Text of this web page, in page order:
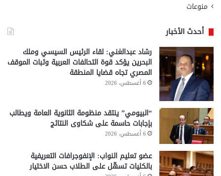
منوعات
أحدث الأخبار
رشاد عبدالغني: لقاء الرئيس السيسي وملك
البحرين يؤكد قوة التحالفات العربية وثبات الموقف
المصري تجاه قضايا المنطقة
6 أغسطس، 2026
“البيومي” ينتقد منظومة الثانوية العامة ويطالب
بإجابات حاسمة على شكاوى النتائج
6 أغسطس، 2026
عضو تعليم النواب: الإنفوجرافات التعريفية
بالكليات تسهّل على الطلاب حسن الاختيار